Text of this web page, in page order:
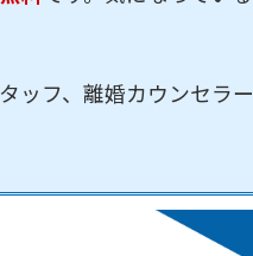
ッフ、離婚カウンセラ